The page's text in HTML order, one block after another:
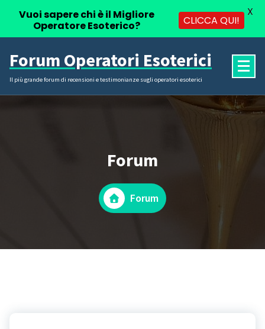
contenuto
Forum Operatori Esoterici
Il più grande forum di recensioni e testimonianze sugli operatori esoterici
Forum
Forum
Vuoi sapere chi è il Migliore
Operatore Esoterico?
CLICCA QUI!
X